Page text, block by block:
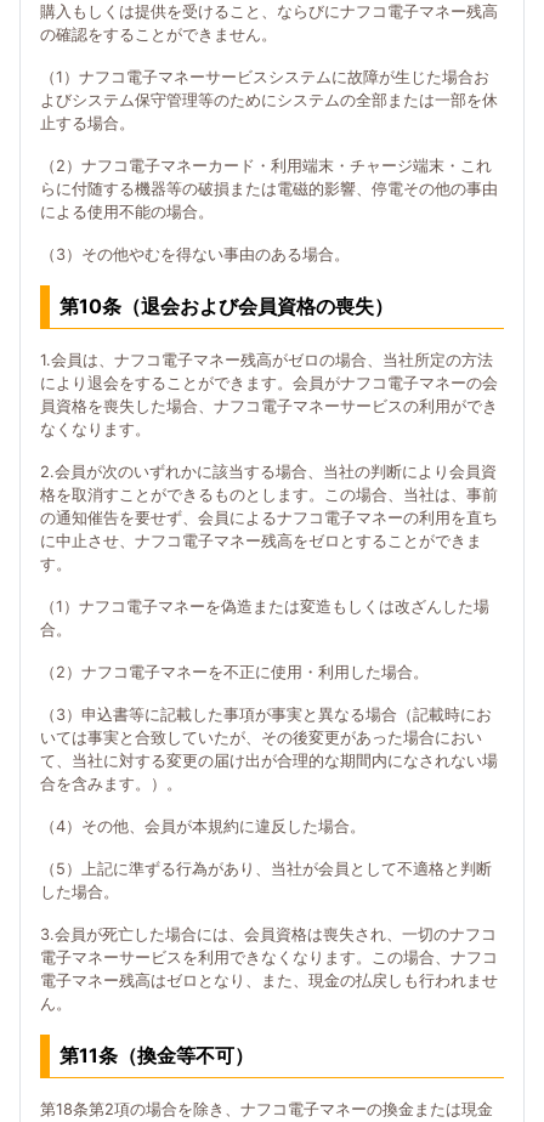
購入もしくは提供を受けること、ならびにナフコ電子マネー残高
の確認をすることができません。
（1）ナフコ電子マネーサービスシステムに故障が生じた場合お
よびシステム保守管理等のためにシステムの全部または一部を休
止する場合。
（2）ナフコ電子マネーカード・利用端末・チャージ端末・これ
らに付随する機器等の破損または電磁的影響、停電その他の事由
による使用不能の場合。
（3）その他やむを得ない事由のある場合。
第10条（退会および会員資格の喪失）
1.会員は、ナフコ電子マネー残高がゼロの場合、当社所定の方法
により退会をすることができます。会員がナフコ電子マネーの会
員資格を喪失した場合、ナフコ電子マネーサービスの利用ができ
なくなります。
2.会員が次のいずれかに該当する場合、当社の判断により会員資
格を取消すことができるものとします。この場合、当社は、事前
の通知催告を要せず、会員によるナフコ電子マネーの利用を直ち
に中止させ、ナフコ電子マネー残高をゼロとすることができま
す。
（1）ナフコ電子マネーを偽造または変造もしくは改ざんした場
合。
（2）ナフコ電子マネーを不正に使用・利用した場合。
（3）申込書等に記載した事項が事実と異なる場合（記載時にお
いては事実と合致していたが、その後変更があった場合におい
て、当社に対する変更の届け出が合理的な期間内になされない場
合を含みます。）。
（4）その他、会員が本規約に違反した場合。
（5）上記に準ずる行為があり、当社が会員として不適格と判断
した場合。
3.会員が死亡した場合には、会員資格は喪失され、一切のナフコ
電子マネーサービスを利用できなくなります。この場合、ナフコ
電子マネー残高はゼロとなり、また、現金の払戻しも行われませ
ん。
第11条（換金等不可）
第18条第2項の場合を除き、ナフコ電子マネーの換金または現金